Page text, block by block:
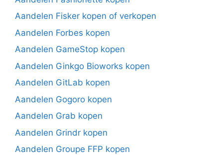
Aandelen Fisker kopen of verkopen
Aandelen Forbes kopen
Aandelen GameStop kopen
Aandelen Ginkgo Bioworks kopen
Aandelen GitLab kopen
Aandelen Gogoro kopen
Aandelen Grab kopen
Aandelen Grindr kopen
Aandelen Groupe FFP kopen